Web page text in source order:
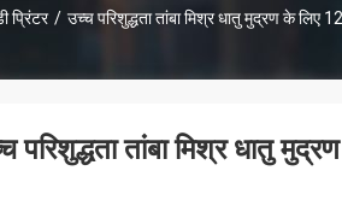
प्रिंटर / उच्च परिशुद्धता तांबा मिश्र धातु मुद्रण के
परिशुद्धता तांबा मिश्र धातु